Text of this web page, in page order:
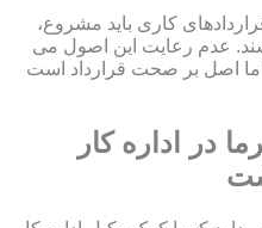
قانون کار، قراردادهای کاری باید مشروع،
عدم رعایت این اصول می
اما اصل بر صحت قرارداد است
در اداره کار